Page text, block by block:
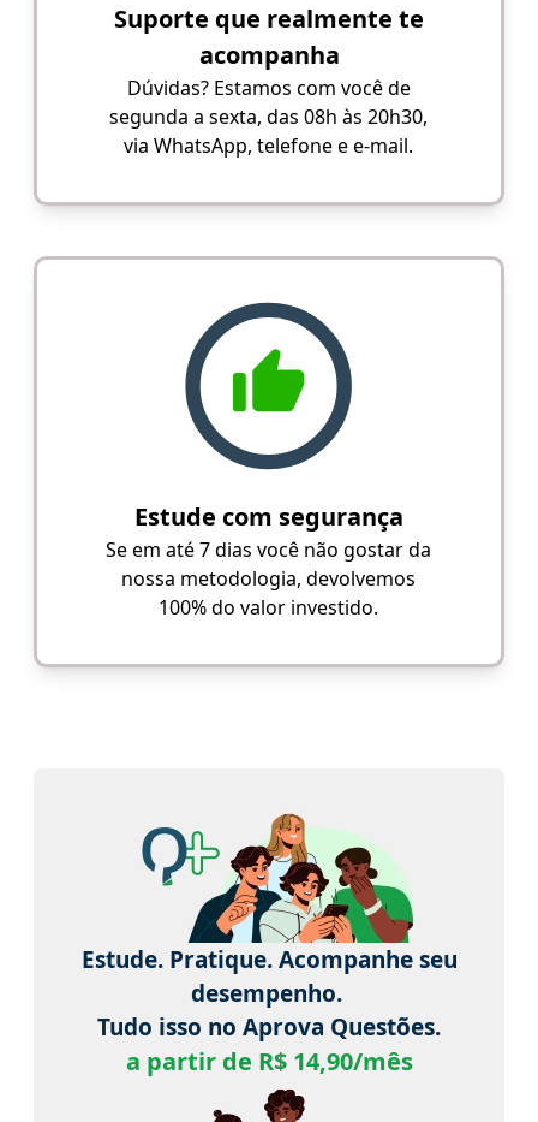
Suporte que realmente te
acompanha
Dúvidas? Estamos com você de
segunda a sexta, das 08h às 20h30,
via WhatsApp, telefone e e-mail.
Estude com segurança
Se em até 7 dias você não gostar da
nossa metodologia, devolvemos
100% do valor investido.
Estude. Pratique. Acompanhe seu
desempenho.
Tudo isso no Aprova Questões.
a partir de R$ 14,90/mês